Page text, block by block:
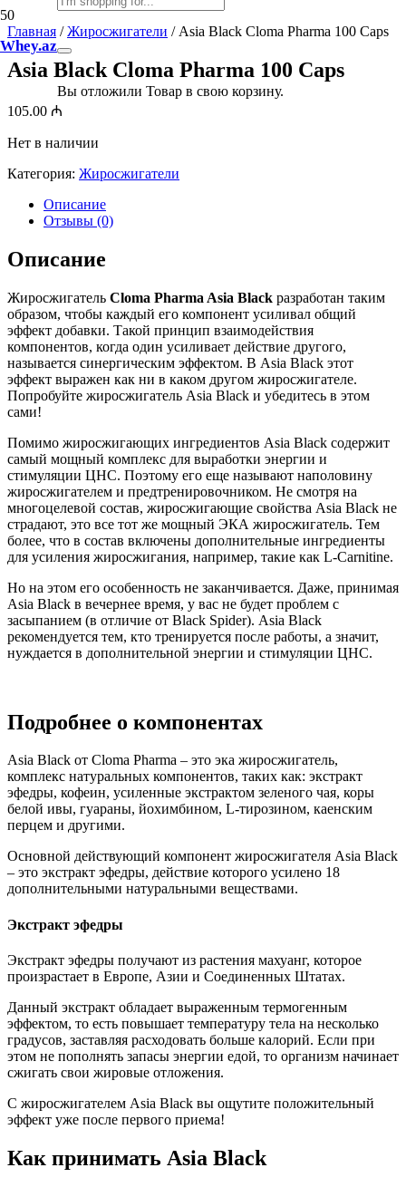
Whey.az
Вы отложили Товар в свою корзину.
Главная /Жиросжигатели / Asia Black Cloma Pharma 100 Caps
Asia Black Cloma Pharma 100 Caps
105.00 ₼
Нет в наличии
Категория: Жиросжигатели
Описание
Отзывы (0)
Описание
Жиросжигатель Cloma Pharma Asia Black разработан таким
образом, чтобы каждый его компонент усиливал общий
эффект добавки. Такой принцип взаимодействия
компонентов, когда один усиливает действие другого,
называется синергическим эффектом. В Asia Black этот
эффект выражен как ни в каком другом жиросжигателе.
Попробуйте жиросжигатель Asia Black и убедитесь в этом
сами!
Помимо жиросжигающих ингредиентов Asia Black содержит
самый мощный комплекс для выработки энергии и
стимуляции ЦНС. Поэтому его еще называют наполовину
жиросжигателем и предтренировочником. Не смотря на
многоцелевой состав, жиросжигающие свойства Asia Black не
страдают, это все тот же мощный ЭКА жиросжигатель. Тем
более, что в состав включены дополнительные ингредиенты
для усиления жиросжигания, например, такие как L-Carnitine.
Но на этом его особенность не заканчивается. Даже, принимая
Asia Black в вечернее время, у вас не будет проблем с
засыпанием (в отличие от Black Spider). Asia Black
рекомендуется тем, кто тренируется после работы, а значит,
нуждается в дополнительной энергии и стимуляции ЦНС.
Подробнее о компонентах
Asia Black от Cloma Pharma – это эка жиросжигатель,
комплекс натуральных компонентов, таких как: экстракт
эфедры, кофеин, усиленные экстрактом зеленого чая, коры
белой ивы, гуараны, йохимбином, L-тирозином, каенским
перцем и другими.
Основной действующий компонент жиросжигателя Asia Black
– это экстракт эфедры, действие которого усилено 18
дополнительными натуральными веществами.
Экстракт эфедры
Экстракт эфедры получают из растения махуанг, которое
произрастает в Европе, Азии и Соединенных Штатах.
Данный экстракт обладает выраженным термогенным
эффектом, то есть повышает температуру тела на несколько
градусов, заставляя расходовать больше калорий. Если при
этом не пополнять запасы энергии едой, то организм начинает
сжигать свои жировые отложения.
С жиросжигателем Asia Black вы ощутите положительный
эффект уже после первого приема!
Как принимать Asia Black